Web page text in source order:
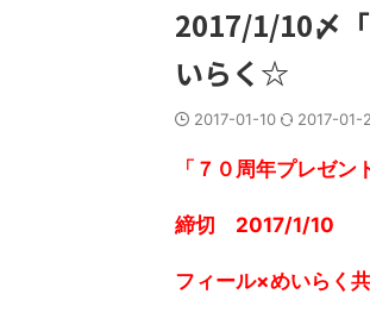
2017/1/10〆
いらく☆
2017-01-10 2017-01-
「７０周年プレゼン
締切 2017/1/10
フィール×めいらく